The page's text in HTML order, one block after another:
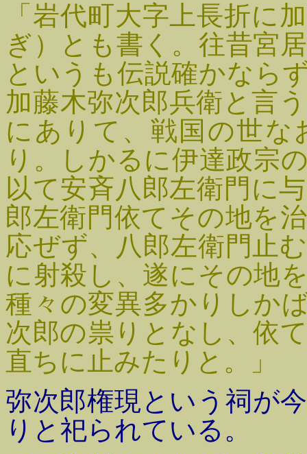
「岩代町大字上長折に
ぎ）とも書く。往昔宮
というも伝説確かなら
加藤木弥次郎兵衛と言
にありて、戦国の世な
り。しかるに伊達政宗
以て安斉八郎左衛門に
郎左衛門依てその地を
応ぜず、八郎左衛門止
に射殺し、遂にその地
種々の変異多かりしか
次郎の祟りとなし、依
直ちに止みたりと。」
弥次郎権現という祠が
りと祀られている。